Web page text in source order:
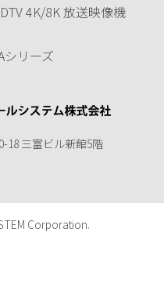
4K/8K 放送映像機
シリーズ
18 三富ビル新館5階
Corporation.